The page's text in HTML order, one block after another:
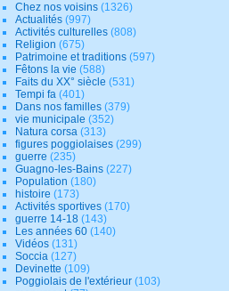
Chez nos voisins (1326)
Actualités (997)
Activités culturelles (808)
Religion (675)
Patrimoine et traditions (597)
Fêtons la vie (588)
Faits du XX° siècle (531)
Tempi fa (401)
Dans nos familles (379)
vie municipale (352)
Natura corsa (313)
figures poggiolaises (299)
guerre (235)
Guagno-les-Bains (227)
Population (180)
histoire (173)
Activités sportives (170)
guerre 14-18 (143)
Les années 60 (140)
Vidéos (131)
Soccia (127)
Devinette (109)
Poggiolais de l'extérieur (103)